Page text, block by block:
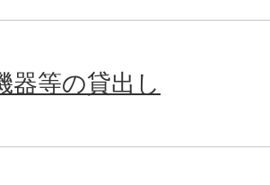
器等の貸出し